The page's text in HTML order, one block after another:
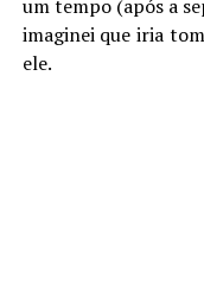
um tempo (após a
imaginei que iria
ele.